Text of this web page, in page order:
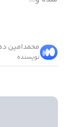
محمد‌امین
نویسنده